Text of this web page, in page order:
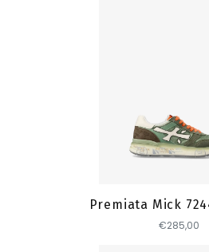
Premiata Mick
€285,00